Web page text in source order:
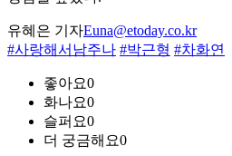
유혜은 기자Euna@etoday.co.kr
#사랑해서남주나 #박근형 #차화연
좋아요0
화나요0
슬퍼요0
더 궁금해요0